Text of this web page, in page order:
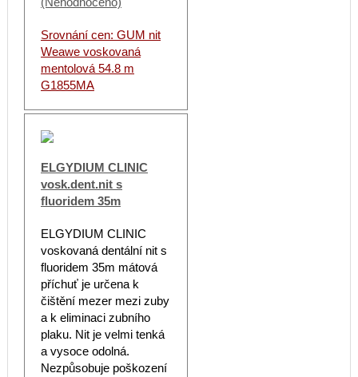
Srovnání cen: GUM nit
Weawe voskovaná
mentolová 54.8 m
G1855MA
ELGYDIUM CLINIC
vosk.dent.nit s
fluoridem 35m
ELGYDIUM CLINIC
voskovaná dentální nit s
fluoridem 35m mátová
příchuť je určena k
čištění mezer mezi zuby
a k eliminaci zubního
plaku. Nit je velmi tenká
a vysoce odolná.
Nezpůsobuje poškození